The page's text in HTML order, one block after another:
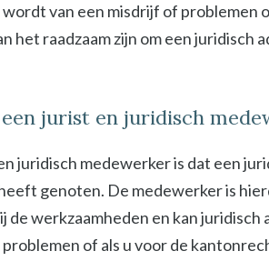
van een misdrijf of problemen
het raadzaam zijn om een juridisch
jurist en juridisch
juridisch medewerker is dat een
genoten. De medewerker is
werkzaamheden en kan juridisch
of als u voor de